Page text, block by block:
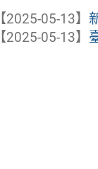
【2025-05-13】
【2025-05-13】